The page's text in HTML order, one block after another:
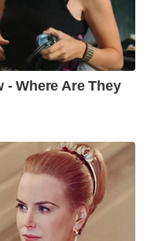
- Where Are They